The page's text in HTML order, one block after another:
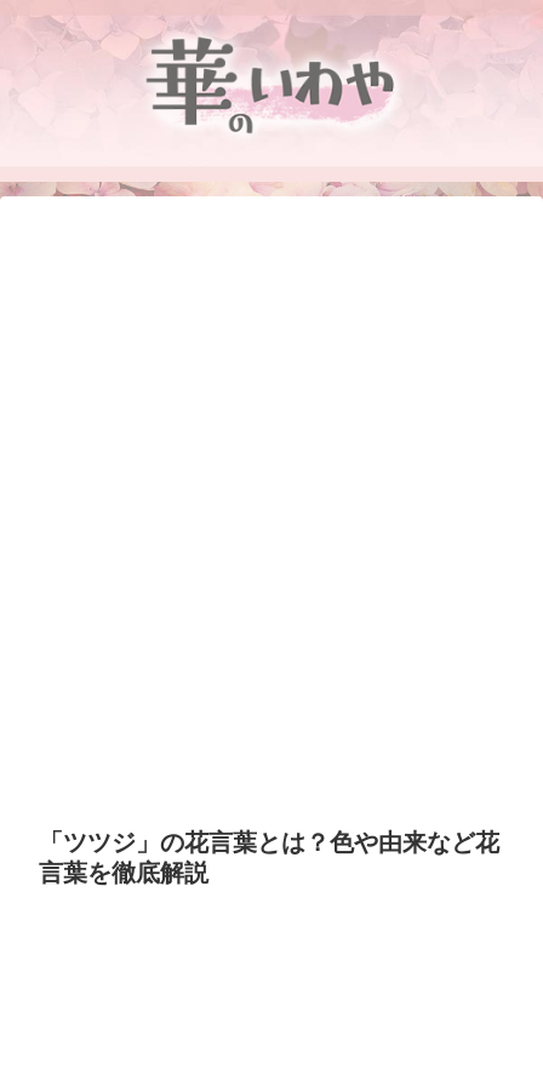
「ツツジ」の花言葉とは？色や由来など花
言葉を徹底解説